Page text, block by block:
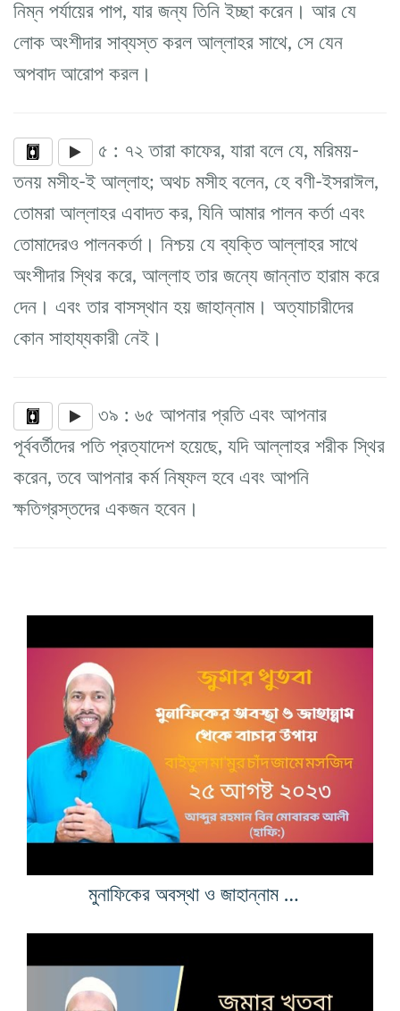
নিম্ন পর্যায়ের পাপ, যার জন্য তিনি ইচ্ছা করেন। আর যে
লোক অংশীদার সাব্যস্ত করল আল্লাহর সাথে, সে যেন
অপবাদ আরোপ করল।
৫ : ৭২ তারা কাফের, যারা বলে যে, মরিময়-
তনয় মসীহ-ই আল্লাহ; অথচ মসীহ বলেন, হে বণী-ইসরাঈল,
তোমরা আল্লাহর এবাদত কর, যিনি আমার পালন কর্তা এবং
তোমাদেরও পালনকর্তা। নিশ্চয় যে ব্যক্তি আল্লাহর সাথে
অংশীদার স্থির করে, আল্লাহ তার জন্যে জান্নাত হারাম করে
দেন। এবং তার বাসস্থান হয় জাহান্নাম। অত্যাচারীদের
কোন সাহায্যকারী নেই।
৩৯ : ৬৫ আপনার প্রতি এবং আপনার
পূর্ববর্তীদের পতি প্রত্যাদেশ হয়েছে, যদি আল্লাহর শরীক স্থির
করেন, তবে আপনার কর্ম নিষ্ফল হবে এবং আপনি
ক্ষতিগ্রস্তদের একজন হবেন।
মুনাফিকের অবস্থা ও জাহান্নাম থেকে বাচার উপায়